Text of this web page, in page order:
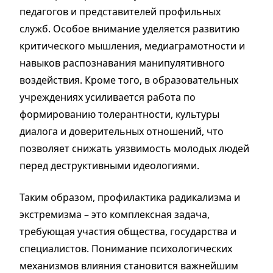
педагогов и представителей профильных
служб. Особое внимание уделяется развитию
критического мышления, медиаграмотности и
навыков распознавания манипулятивного
воздействия. Кроме того, в образовательных
учреждениях усиливается работа по
формированию толерантности, культуры
диалога и доверительных отношений, что
позволяет снижать уязвимость молодых людей
перед деструктивными идеологиями.
Таким образом, профилактика радикализма и
экстремизма – это комплексная задача,
требующая участия общества, государства и
специалистов. Понимание психологических
механизмов влияния становится важнейшим